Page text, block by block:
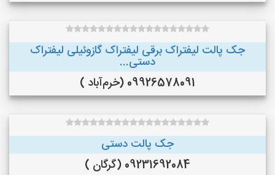
جک پالت لیفتراک برقی لیفتراک گازوئیلی لیفتراک
دستی...
09926578091 (خرم‌آباد )
جک پالت دستی
09231692084 (گرگان )